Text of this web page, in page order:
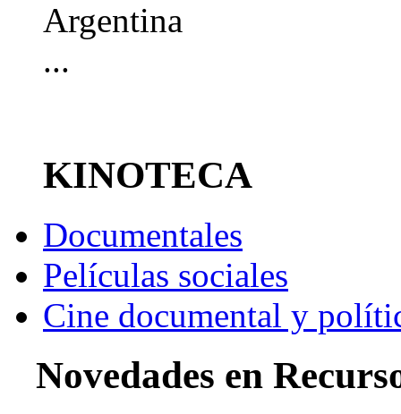
Argentina
...
KINOTECA
Documentales
Películas sociales
Cine documental y
Novedades en